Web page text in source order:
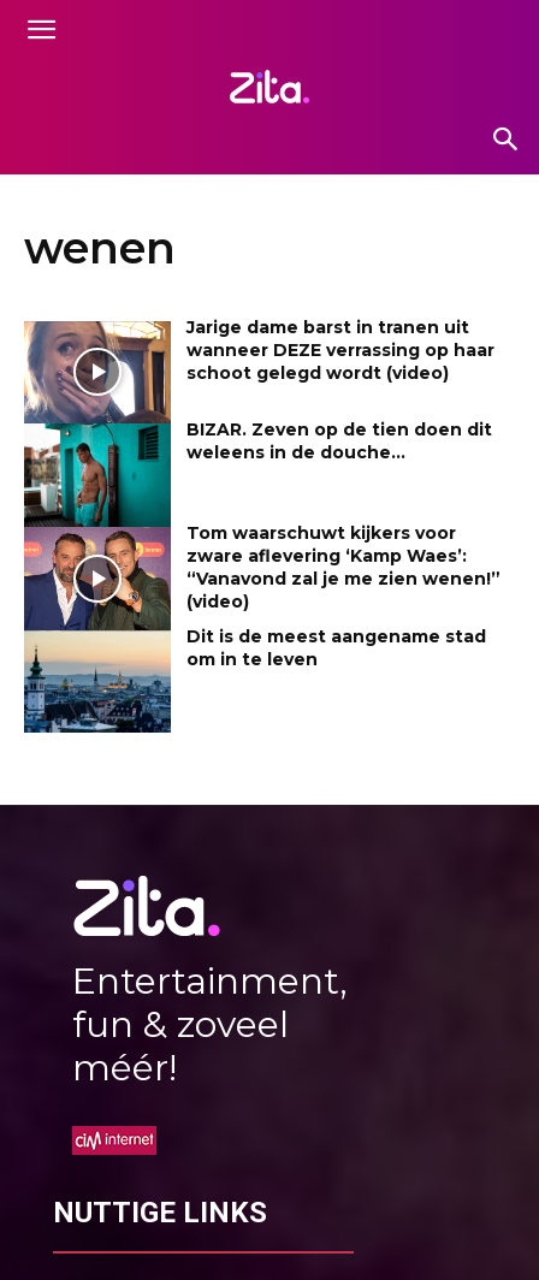
wenen
Jarige dame barst in tranen uit
wanneer DEZE verrassing op haar
schoot gelegd wordt (video)
BIZAR. Zeven op de tien doen dit
weleens in de douche…
Tom waarschuwt kijkers voor
zware aflevering ‘Kamp Waes’:
“Vanavond zal je me zien wenen!”
(video)
Dit is de meest aangename stad
om in te leven
Entertainment,
fun & zoveel
méér!
NUTTIGE LINKS